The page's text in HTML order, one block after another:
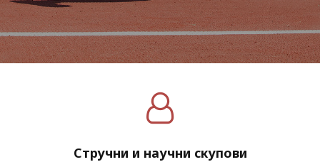
Стручни и научни скупови